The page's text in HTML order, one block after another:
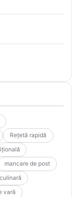
Rețetă rapidă
mancare de post
vară